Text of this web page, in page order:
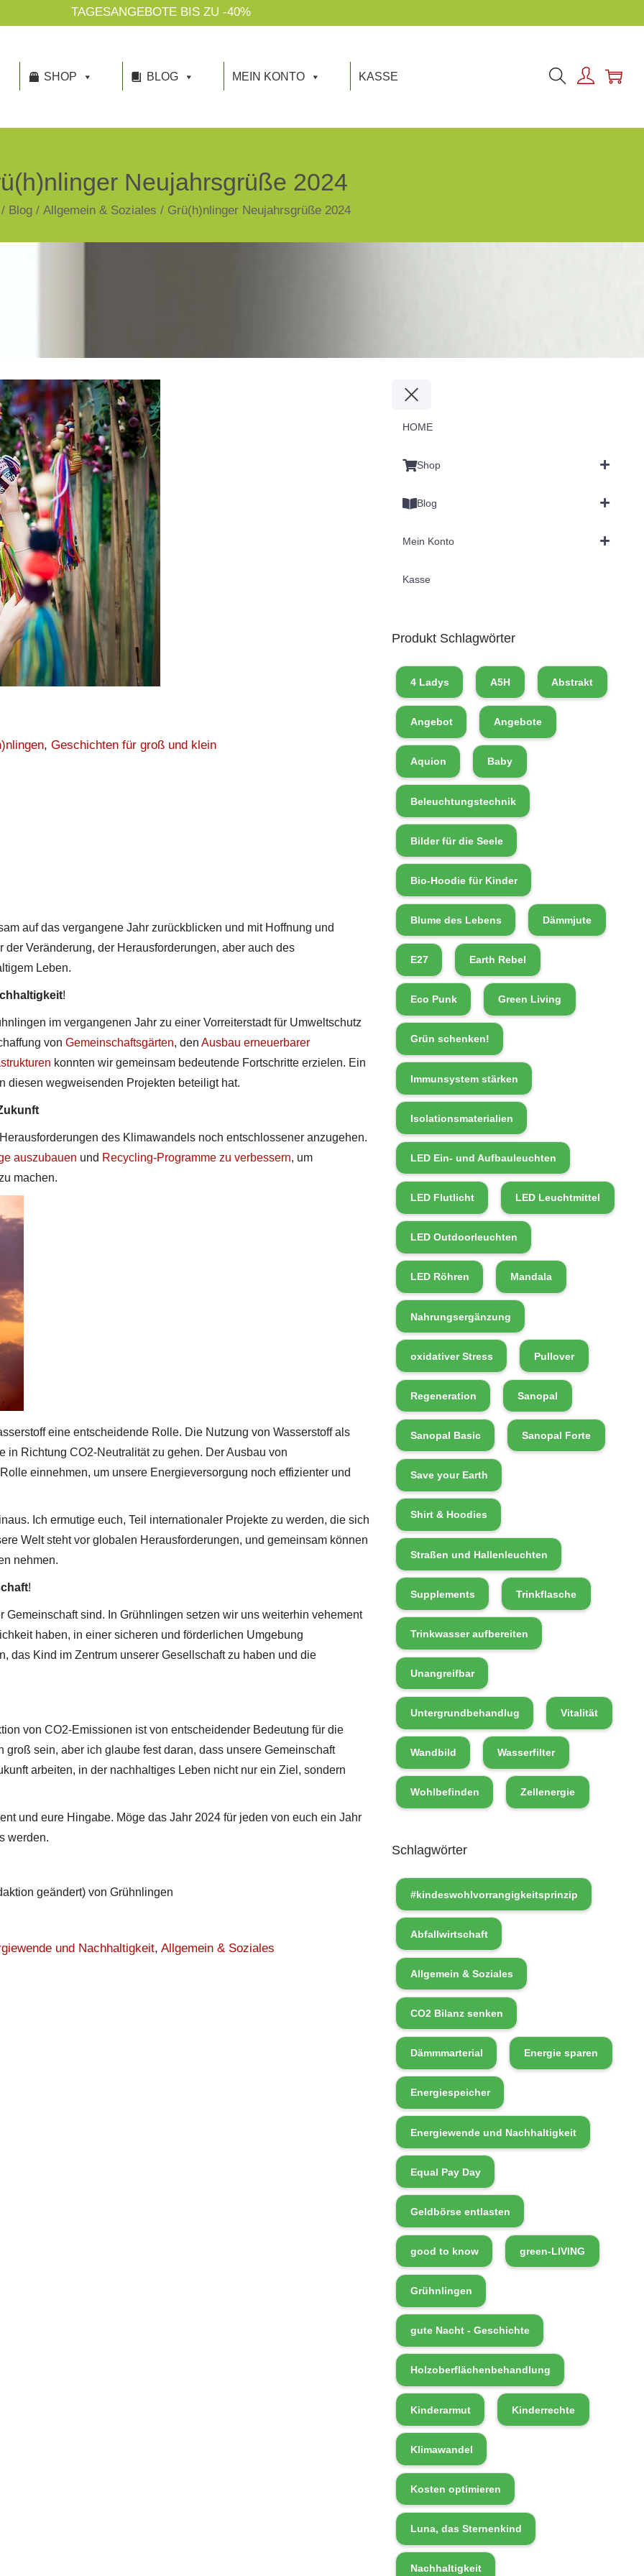
TAGESANGEBOTE BIS ZU -40%
SHOP BLOG MEIN KONTO KASSE
Neujahrsgrüße 2024
/ Blog / Allgemein & Soziales / Grü(h)nlinger Neujahrsgrüße 2024
, Geschichten für groß und klein
auf das vergangene Jahr zurückblicken und mit Hoffnung und
Veränderung, der Herausforderungen, aber auch des
Leben.
!
im vergangenen Jahr zu einer Vorreiterstadt für Umweltschutz
von Gemeinschaftsgärten, den Ausbau erneuerbarer
konnten wir gemeinsam bedeutende Fortschritte erzielen. Ein
diesen wegweisenden Projekten beteiligt hat.
des Klimawandels noch entschlossener anzugehen.
auszubauen und Recycling-Programme zu verbessern, um
machen.
eine entscheidende Rolle. Die Nutzung von Wasserstoff als
Richtung CO2-Neutralität zu gehen. Der Ausbau von
einnehmen, um unsere Energieversorgung noch effizienter und
Ich ermutige euch, Teil internationaler Projekte zu werden, die sich
Welt steht vor globalen Herausforderungen, und gemeinsam können
nehmen.
!
sind. In Grühnlingen setzen wir uns weiterhin vehement
haben, in einer sicheren und förderlichen Umgebung
das Kind im Zentrum unserer Gesellschaft zu haben und die
von CO2-Emissionen ist von entscheidender Bedeutung für die
sein, aber ich glaube fest daran, dass unsere Gemeinschaft
arbeiten, in der nachhaltiges Leben nicht nur ein Ziel, sondern
und eure Hingabe. Möge das Jahr 2024 für jeden von euch ein Jahr
werden.
geändert) von Grühnlingen
und Nachhaltigkeit, Allgemein & Soziales
HOME
Shop
Blog
Mein Konto
Kasse
Produkt Schlagwörter
4 Ladys A5H Abstrakt
Angebot Angebote
Aquion Baby
Beleuchtungstechnik
Bilder für die Seele
Bio-Hoodie für Kinder
Blume des Lebens Dämmjute
E27 Earth Rebel
Eco Punk Green Living
Grün schenken!
Immunsystem stärken
Isolationsmaterialien
LED Ein- und Aufbauleuchten
LED Flutlicht LED Leuchtmittel
LED Outdoorleuchten
LED Röhren Mandala
Nahrungsergänzung
oxidativer Stress Pullover
Regeneration Sanopal
Sanopal Basic Sanopal Forte
Save your Earth
Shirt & Hoodies
Straßen und Hallenleuchten
Supplements Trinkflasche
Trinkwasser aufbereiten
Unangreifbar
Untergrundbehandlug Vitalität
Wandbild Wasserfilter
Wohlbefinden Zellenergie
Schlagwörter
#kindeswohlvorrangigkeitsprinzip
Abfallwirtschaft
Allgemein & Soziales
CO2 Bilanz senken
Dämmmarterial Energie sparen
Energiespeicher
Energiewende und Nachhaltigkeit
Equal Pay Day
Geldbörse entlasten
good to know green-LIVING
Grühnlingen
gute Nacht - Geschichte
Holzoberflächenbehandlung
Kinderarmut Kinderrechte
Klimawandel
Kosten optimieren
Luna, das Sternenkind
Nachhaltigkeit